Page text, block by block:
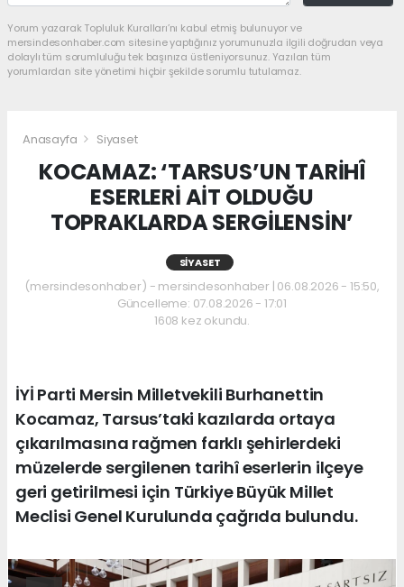
Yorum yazarak Topluluk Kuralları’nı kabul etmiş bulunuyor ve
mersindesonhaber.com sitesine yaptığınız yorumunuzla ilgili doğrudan veya
dolaylı tüm sorumluluğu tek başınıza üstleniyorsunuz. Yazılan tüm
yorumlardan site yönetimi hiçbir şekilde sorumlu tutulamaz.
Anasayfa Siyaset
KOCAMAZ: ‘TARSUS’UN TARİHÎ
ESERLERİ AİT OLDUĞU
TOPRAKLARDA SERGİLENSİN’
SIYASET
(mersindesonhaber) - mersindesonhaber | 06.08.2026 - 15:50,
Güncelleme: 07.08.2026 - 17:01
1608 kez okundu.
İYİ Parti Mersin Milletvekili Burhanettin
Kocamaz, Tarsus’taki kazılarda ortaya
çıkarılmasına rağmen farklı şehirlerdeki
müzelerde sergilenen tarihî eserlerin ilçeye
geri getirilmesi için Türkiye Büyük Millet
Meclisi Genel Kurulunda çağrıda bulundu.